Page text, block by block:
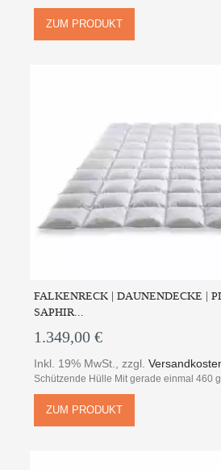
ZUM PRODUKT
FALKENRECK | DAUNENDECKE |
SAPHIR...
1.349,00 €
Inkl. 19% MwSt. ,zzgl.
Schützende Hülle Mit gerade einmal 460 g
ZUM PRODUKT